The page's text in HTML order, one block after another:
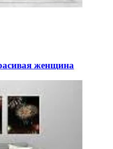
женщина